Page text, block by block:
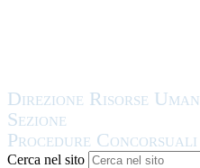
Cerca nel sito